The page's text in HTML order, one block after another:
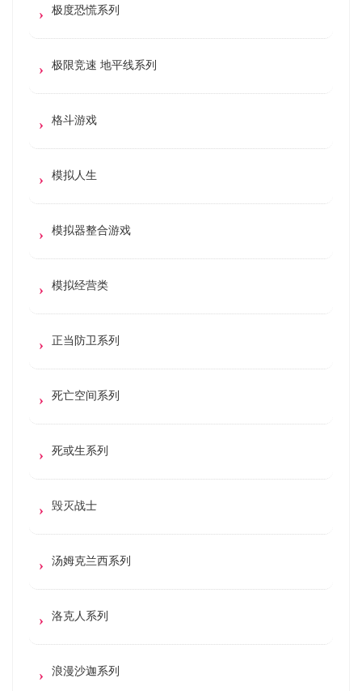
极度恐慌系列
极限竞速 地平线系列
格斗游戏
模拟人生
模拟器整合游戏
模拟经营类
正当防卫系列
死亡空间系列
死或生系列
毁灭战士
汤姆克兰西系列
洛克人系列
浪漫沙迦系列